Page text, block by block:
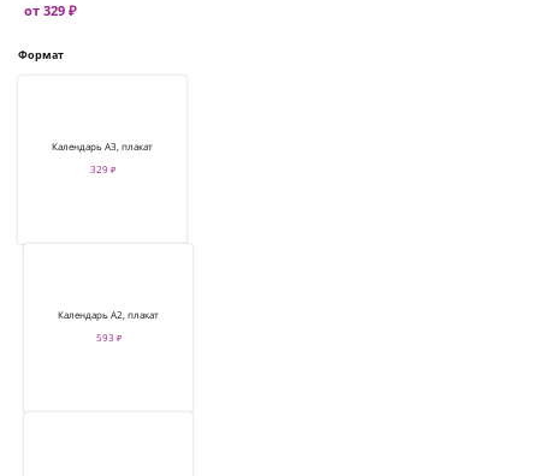
от 329 ₽
Формат
Календарь А3, плакат
329 ₽
Календарь А2, плакат
593 ₽